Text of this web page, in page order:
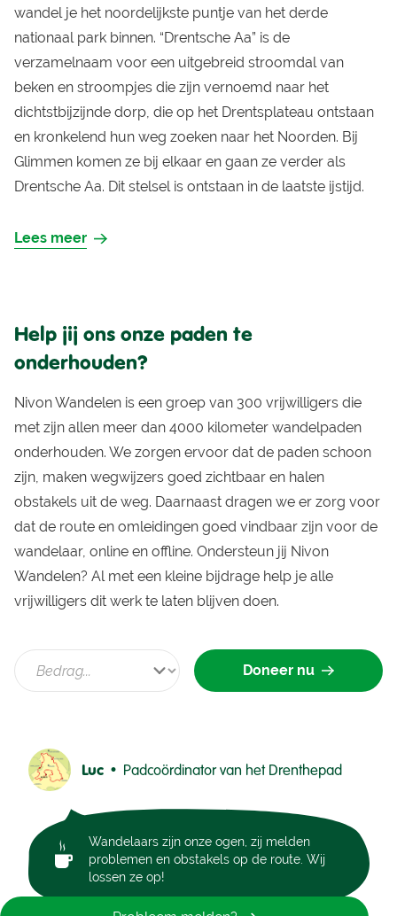
wandel je het noordelijkste puntje van het derde
nationaal park binnen. “Drentsche Aa” is de
verzamelnaam voor een uitgebreid stroomdal van
beken en stroompjes die zijn vernoemd naar het
dichtstbijzijnde dorp, die op het Drentsplateau ontstaan
en kronkelend hun weg zoeken naar het Noorden. Bij
Glimmen komen ze bij elkaar en gaan ze verder als
Drentsche Aa. Dit stelsel is ontstaan in de laatste ijstijd.
Lees meer
Help jij ons onze paden te
onderhouden?
Nivon Wandelen is een groep van 300 vrijwilligers die
met zijn allen meer dan 4000 kilometer wandelpaden
onderhouden. We zorgen ervoor dat de paden schoon
zijn, maken wegwijzers goed zichtbaar en halen
obstakels uit de weg. Daarnaast dragen we er zorg voor
dat de route en omleidingen goed vindbaar zijn voor de
wandelaar, online en offline. Ondersteun jij Nivon
Wandelen? Al met een kleine bijdrage help je alle
vrijwilligers dit werk te laten blijven doen.
Doneer nu
Luc • Padcoördinator van het Drenthepad
Wandelaars zijn onze ogen, zij melden
problemen en obstakels op de route. Wij
lossen ze op!